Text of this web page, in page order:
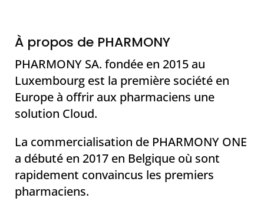
À propos de PHARMONY
PHARMONY SA. fondée en 2015 au
Luxembourg est la première société en
Europe à offrir aux pharmaciens une
solution Cloud.
La commercialisation de PHARMONY ONE
a débuté en 2017 en Belgique où sont
rapidement convaincus les premiers
pharmaciens.